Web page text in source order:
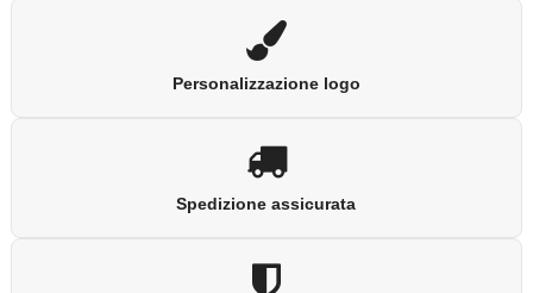
Personalizzazione logo
Spedizione assicurata